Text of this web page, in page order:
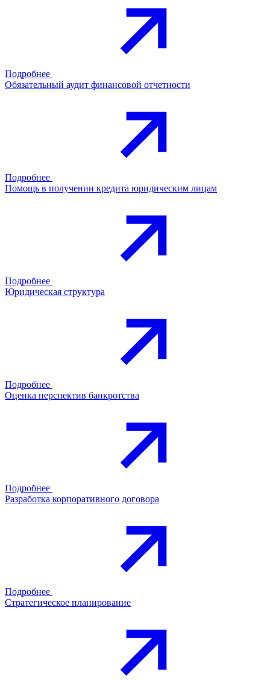
Подробнее
Обязательный аудит финансовой отчетности
Подробнее
Помощь в получении кредита юридическим лицам
Подробнее
Юридическая структура
Подробнее
Оценка перспектив банкротства
Подробнее
Разработка корпоративного договора
Подробнее
Стратегическое планирование